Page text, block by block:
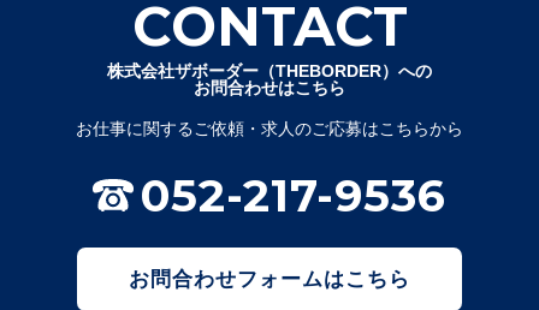
CONTACT
株式会社ザボーダー（THEBORDER）への
お問合わせはこちら
お仕事に関するご依頼・求人のご応募はこちらから
052-217-9536
お問合わせフォームはこちら